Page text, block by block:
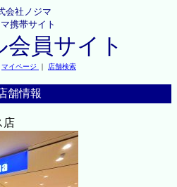
会社ノジマ
携帯サイト
員サイト
マイページ ｜ 店舗検索
舗情報
店